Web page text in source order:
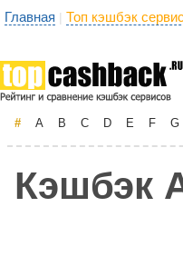
Главная | Топ кэшбэк
# A B C D E F G
Кэшбэк